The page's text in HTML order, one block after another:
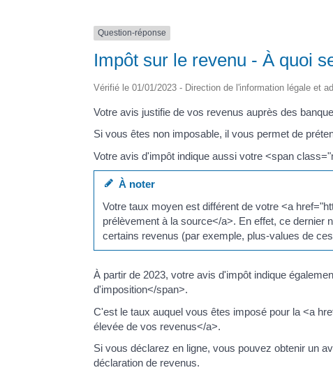
Question-réponse
Impôt sur le revenu - À quoi
Vérifié le 01/01/2023 - Direction de l'information légale et
Votre avis justifie de vos revenus auprès des
Si vous êtes non imposable, il vous permet de
Votre avis d'impôt indique aussi votre <span
À noter
Votre taux moyen est différent de votre <a
prélèvement à la source</a>. En effet, ce dernier
certains revenus (par exemple, plus-values de
À partir de 2023, votre avis d'impôt indique
d'imposition</span>.
C'est le taux auquel vous êtes imposé pour la <a
élevée de vos revenus</a>.
Si vous déclarez en ligne, vous pouvez obtenir un
déclaration de revenus.